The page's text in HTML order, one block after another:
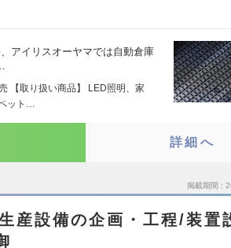
アイリスオーヤマでは自動倉庫
【取り扱い商品】 LED照明、家
ット…
詳細へ
掲載期間
産設備の企画・工程/装置